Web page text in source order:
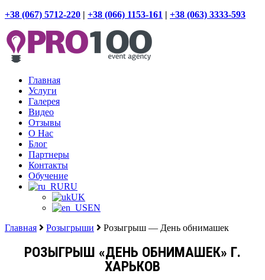
+38 (067) 5712-220 | +38 (066) 1153-161 | +38 (063) 3333-593
Главная
Услуги
Галерея
Видео
Отзывы
О Нас
Блог
Партнеры
Контакты
Обучение
RU
UK
EN
Главная
Розыгрыши Розыгрыш — День обнимашек
РОЗЫГРЫШ «ДЕНЬ ОБНИМАШЕК» Г.
ХАРЬКОВ